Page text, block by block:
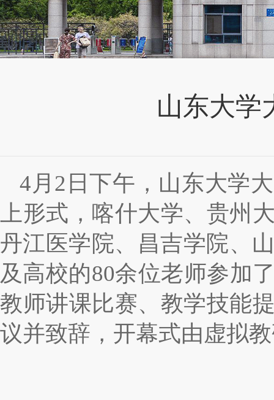
山东大学
4月 2 日下午，山东大学
上形式，喀什大学、贵州
丹江医学院、昌吉学院、
及高校的80余位老师参加
教师讲课比赛、教学技能
议并致辞，开幕式由虚拟